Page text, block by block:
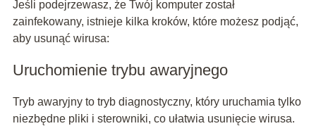
Jeśli podejrzewasz, że Twój komputer został
zainfekowany, istnieje kilka kroków, które możesz podjąć,
aby usunąć wirusa:
Uruchomienie trybu awaryjnego
Tryb awaryjny to tryb diagnostyczny, który uruchamia tylko
niezbędne pliki i sterowniki, co ułatwia usunięcie wirusa.